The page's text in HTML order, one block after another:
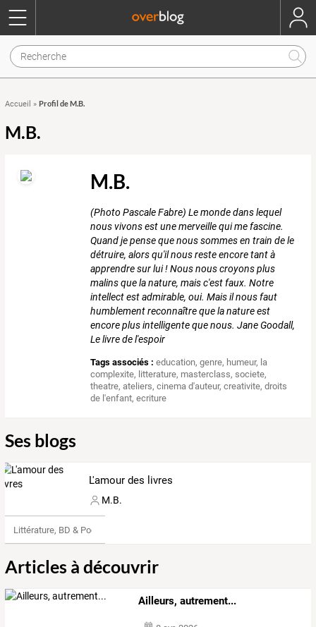
Accueil » Profil de M.B.
M.B.
M.B.
(Photo Pascale Fabre) Le monde dans lequel
nous vivons est une merveille qui me fascine.
Quand je pense que nous sommes en train de le
détruire, alors qu'il nous reste encore tant à
apprendre sur lui ! Nous nous croyons plus
malins que la nature, mais c'est faux. Notre
intellect est admirable, oui. Mais il nous faut
humblement reconnaître que la nature est
encore plus intelligente que nous. Jane Goodall,
Le livre de l'espoir
Tags associés : education,genre, humeur, la
complexite, litterature, masterclass,societe,
theatre,ateliers,cinema d'auteur,creativite,droits
de l'enfant,ecriture
Ses blogs
L'amour des livres
M.B.
Littérature, BD & Poésie
Articles à découvrir
Ailleurs, autrement...